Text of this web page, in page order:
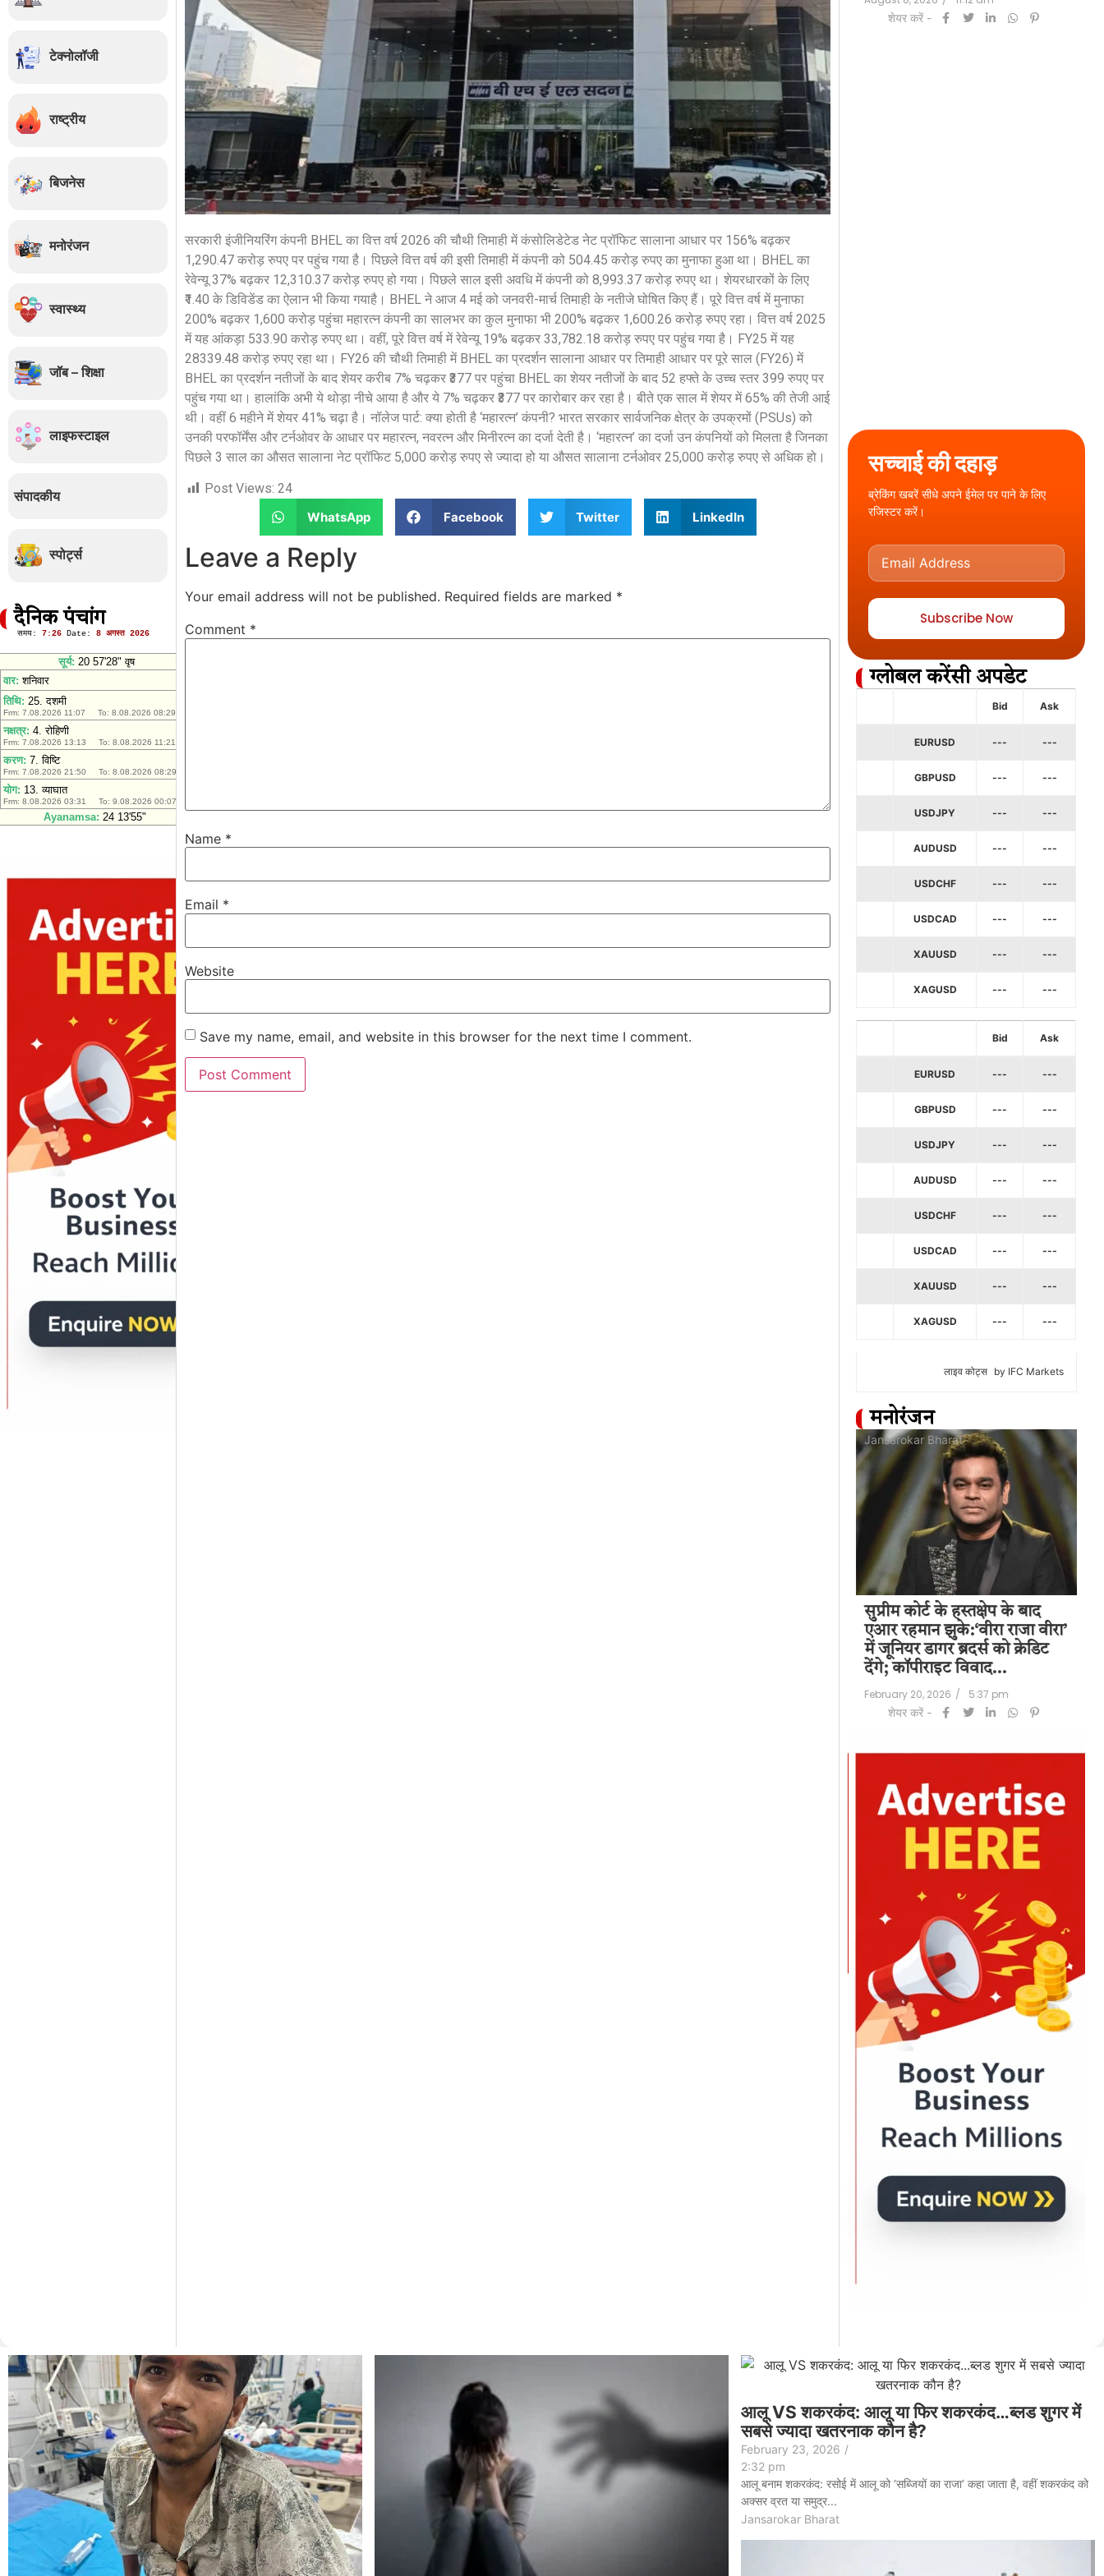
टेक्नोलॉजी
राष्ट्रीय
बिजनेस
मनोरंजन
स्वास्थ्य
जॉब – शिक्षा
लाइफस्टाइल
संपादकीय
स्पोर्ट्स
दैनिक पंचांग
सरकारी इंजीनियरिंग कंपनी BHEL का वित्त वर्ष 2026 की चौथी तिमाही में कंसोलिडेटेड नेट प्रॉफिट सालाना आधार पर 156% बढ़कर
1,290.47 करोड़ रुपए पर पहुंच गया है। पिछले वित्त वर्ष की इसी तिमाही में कंपनी को 504.45 करोड़ रुपए का मुनाफा हुआ था। BHEL का
रेवेन्यू 37% बढ़कर 12,310.37 करोड़ रुपए हो गया। पिछले साल इसी अवधि में कंपनी को 8,993.37 करोड़ रुपए था। शेयरधारकों के लिए
₹1.40 के डिविडेंड का ऐलान भी किया गयाहै। BHEL ने आज 4 मई को जनवरी-मार्च तिमाही के नतीजे घोषित किए हैं। पूरे वित्त वर्ष में मुनाफा
200% बढ़कर 1,600 करोड़ पहुंचा महारत्न कंपनी का सालभर का कुल मुनाफा भी 200% बढ़कर 1,600.26 करोड़ रुपए रहा। वित्त वर्ष 2025
में यह आंकड़ा 533.90 करोड़ रुपए था। वहीं, पूरे वित्त वर्ष में रेवेन्यू 19% बढ़कर 33,782.18 करोड़ रुपए पर पहुंच गया है। FY25 में यह
28339.48 करोड़ रुपए रहा था। FY26 की चौथी तिमाही में BHEL का प्रदर्शन सालाना आधार पर तिमाही आधार पर पूरे साल (FY26) में
BHEL का प्रदर्शन नतीजों के बाद शेयर करीब 7% चढ़कर ₹377 पर पहुंचा BHEL का शेयर नतीजों के बाद 52 हफ्ते के उच्च स्तर 399 रुपए पर
पहुंच गया था। हालांकि अभी ये थोड़ा नीचे आया है और ये 7% चढ़कर ₹377 पर कारोबार कर रहा है। बीते एक साल में शेयर में 65% की तेजी आई
थी। वहीं 6 महीने में शेयर 41% चढ़ा है। नॉलेज पार्ट: क्या होती है ‘महारत्न’ कंपनी? भारत सरकार सार्वजनिक क्षेत्र के उपक्रमों (PSUs) को
उनकी परफॉर्मेंस और टर्नओवर के आधार पर महारत्न, नवरत्न और मिनीरत्न का दर्जा देती है। ‘महारत्न’ का दर्जा उन कंपनियों को मिलता है जिनका
पिछले 3 साल का औसत सालाना नेट प्रॉफिट 5,000 करोड़ रुपए से ज्यादा हो या औसत सालाना टर्नओवर 25,000 करोड़ रुपए से अधिक हो।
Post Views: 24
WhatsApp
Facebook Twitter LinkedIn
Leave a Reply
Your email address will not be published. Required fields are marked *
Comment *
Name *
Email *
Website
Save my name, email, and website in this browser for the next time I comment.
शेयर करें -
सच्चाई की दहाड़
ब्रेकिंग खबरें सीधे अपने ईमेल पर पाने के लिए
रजिस्टर करें।
Subscribe Now
ग्लोबल करेंसी अपडेट
Bid Ask
EURUSD --- ---
GBPUSD --- ---
USDJPY --- ---
AUDUSD --- ---
USDCHF --- ---
USDCAD --- ---
XAUUSD --- ---
XAGUSD --- ---
Bid Ask
EURUSD --- ---
GBPUSD --- ---
USDJPY --- ---
AUDUSD --- ---
USDCHF --- ---
USDCAD --- ---
XAUUSD --- ---
XAGUSD --- ---
लाइव कोट्स by IFC Markets
मनोरंजन
Jansarokar Bharat
सुप्रीम कोर्ट के हस्तक्षेप के बाद
एआर रहमान झुके:‘वीरा राजा वीरा’
में जूनियर डागर ब्रदर्स को क्रेडिट
देंगे; कॉपीराइट विवाद…
February 20, 2026 /
5:37 pm
शेयर करें -
आलू VS शकरकंद: आलू या फिर शकरकंद…ब्लड शुगर में
सबसे ज्यादा खतरनाक कौन है?
February 23, 2026 /
2:32 pm
आलू बनाम शकरकंद: रसोई में आलू को ‘सब्जियों का राजा’ कहा जाता है, वहीं शकरकंद को
अक्सर व्रत या समुद्र...
Jansarokar Bharat